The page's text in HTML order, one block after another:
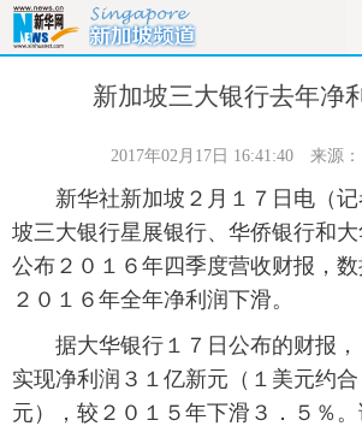
时政 国际
体育 人事
时尚 思客 地方
港澳 台湾 华人
科技 能源 房产
图片 视频 彩票
新加坡三大银行去年净
2017年02月17日 16:41:40 来源：
新华社新加坡２月１７日电（记
坡三大银行星展银行、华侨银行和
公布２０１６年四季度营收财报，
２０１６年全年净利润下滑。
据大华银行１７日公布的财报，
实现净利润３１亿新元（１美元约
元），较２０１５年下滑３．５％